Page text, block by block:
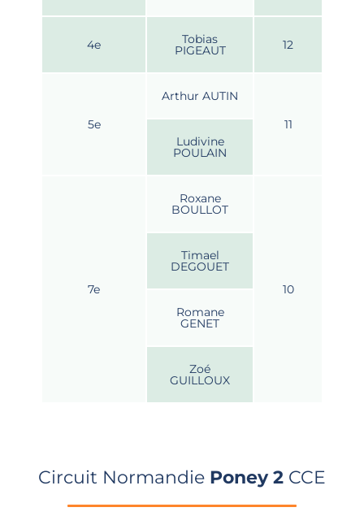
4e Tobias
PIGEAUT 12
5e
Arthur AUTIN
11
Ludivine
POULAIN
7e
Roxane
BOULLOT
10
Timael
DEGOUET
Romane
GENET
Zoé
GUILLOUX
Circuit Normandie Poney 2 CCE